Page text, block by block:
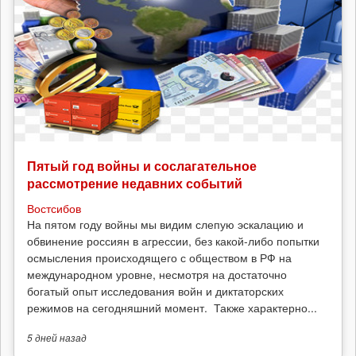
Пятый год войны и сослагательное
рассмотрение недавних событий
Востсибов
На пятом году войны мы видим слепую эскалацию и
обвинение россиян в агрессии, без какой-либо попытки
осмысления происходящего с обществом в РФ на
международном уровне, несмотря на достаточно
богатый опыт исследования войн и диктаторских
режимов на сегодняшний момент. Также характерно...
5 днейназад